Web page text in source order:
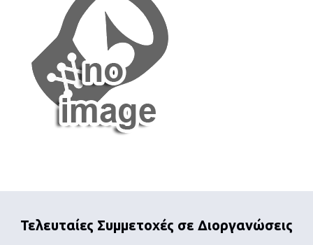
Τελευταίες Συμμετοχές σε Διοργανώσεις